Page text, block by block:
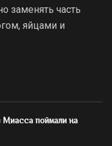
заменять часть
яйцами и
Миасса поймали на